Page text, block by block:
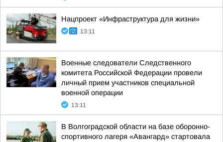
Нацпроект «Инфраструктура для жизни»
13:11
Военные следователи Следственного
комитета Российской Федерации провели
личный прием участников специальной
военной операции
13:11
В Волгоградской области на базе оборонно-
спортивного лагеря «Авангард» стартовала